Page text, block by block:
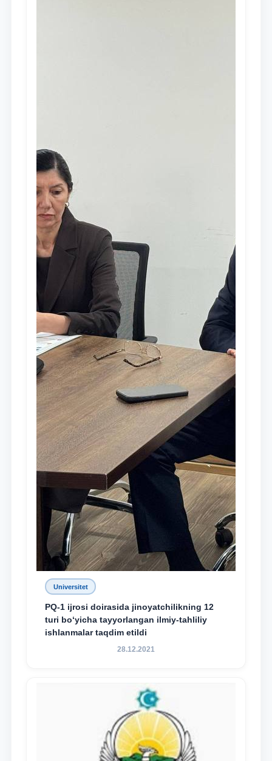
Universitet
PQ-1 ijrosi doirasida jinoyatchilikning 12
turi bo‘yicha tayyorlangan ilmiy-tahliliy
ishlanmalar taqdim etildi
28.12.2021